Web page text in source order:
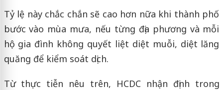
Tỷ lệ này chắc chắn sẽ cao hơn nữa khi thành phố
bước vào mùa mưa, nếu từng địa phương và mỗi
hộ gia đình không quyết liệt diệt muỗi, diệt lăng
quăng để kiểm soát dịch.
Từ thực tiễn nêu trên, HCDC nhận định trong